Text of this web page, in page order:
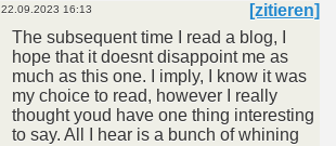
22.09.2023 16:13
[zitieren]
The subsequent time I read a blog, I
hope that it doesnt disappoint me as
much as this one. I imply, I know it was
my choice to read, however I really
thought youd have one thing interesting
to say. All I hear is a bunch of whining